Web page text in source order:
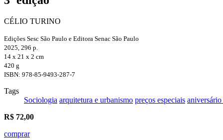
CÉLIO TURINO
Edições Sesc São Paulo e Editora Senac São Paulo
2025, 296 p.
14 x 21 x 2 cm
420 g
ISBN: 978-85-9493-287-7
Tags
Sociologia arquitetura e urbanismo preços especiais aniversário
R$ 72,00
comprar